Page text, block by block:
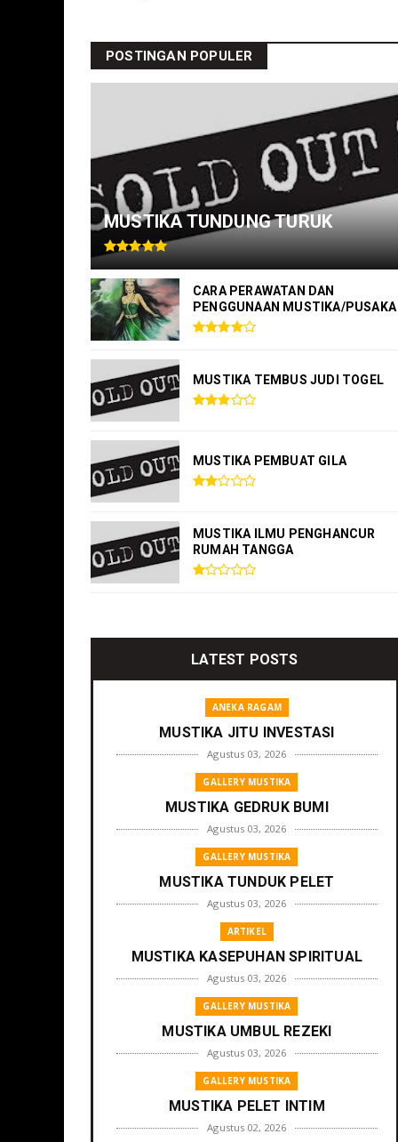
POSTINGAN POPULER
MUSTIKA TUNDUNG TURUK
CARA PERAWATAN DAN
PENGGUNAAN MUSTIKA/PUSAKA
MUSTIKA TEMBUS JUDI TOGEL
MUSTIKA PEMBUAT GILA
MUSTIKA ILMU PENGHANCUR
RUMAH TANGGA
LATEST POSTS
ANEKA RAGAM
MUSTIKA JITU INVESTASI
Agustus 03, 2026
GALLERY MUSTIKA
MUSTIKA GEDRUK BUMI
Agustus 03, 2026
GALLERY MUSTIKA
MUSTIKA TUNDUK PELET
Agustus 03, 2026
ARTIKEL
MUSTIKA KASEPUHAN SPIRITUAL
Agustus 03, 2026
GALLERY MUSTIKA
MUSTIKA UMBUL REZEKI
Agustus 03, 2026
GALLERY MUSTIKA
MUSTIKA PELET INTIM
Agustus 02, 2026